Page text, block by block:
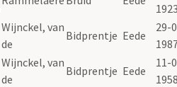
Wijnckel, van
de
Bidprentje Eede
29-
Wijnckel, van
de
Bidprentje Eede
11-